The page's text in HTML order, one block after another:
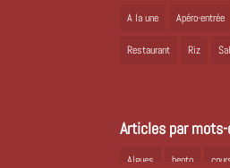
A la une Apéro-entrée
Restaurant Riz
Articles par
Algues bento